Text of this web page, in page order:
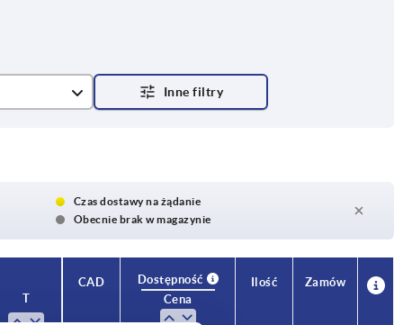
Czas dostawy na żądanie
Obecnie brak w magazynie
T
CAD
Dostępność
Cena
Ilość Zamów